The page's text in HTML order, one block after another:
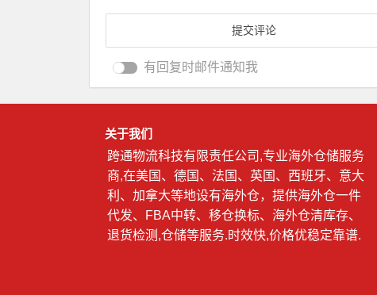
有回复时邮件通知我
关于我们
跨通物流科技有限责任公司,专业海外仓储服务
商,在美国、德国、法国、英国、西班牙、意大
利、加拿大等地设有海外仓，提供海外仓一件
代发、FBA中转、移仓换标、海外仓清库存、
退货检测,仓储等服务.时效快,价格优稳定靠谱.